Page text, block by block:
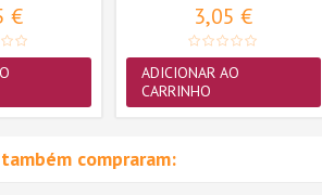
€ 3,05 €
ADICIONAR AO
CARRINHO
compraram: